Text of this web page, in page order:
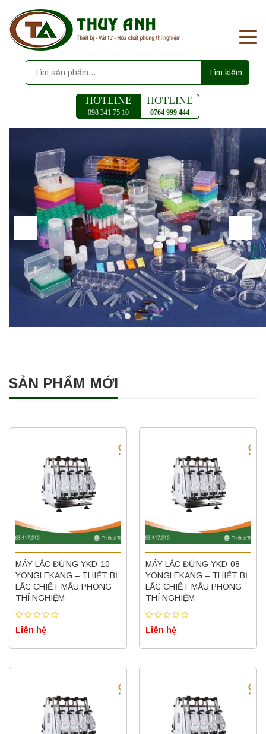
Tìm kiếm
HOTLINE
098 341 75 10
HOTLINE
0764 999 444
SẢN PHẨM MỚI
MÁY LẮC ĐỨNG YKD-10
YONGLEKANG – THIẾT BỊ
LẮC CHIẾT MẪU PHÒNG
THÍ NGHIỆM
Liên hệ
MÁY LẮC ĐỨNG YKD-08
YONGLEKANG – THIẾT BỊ
LẮC CHIẾT MẪU PHÒNG
THÍ NGHIỆM
Liên hệ